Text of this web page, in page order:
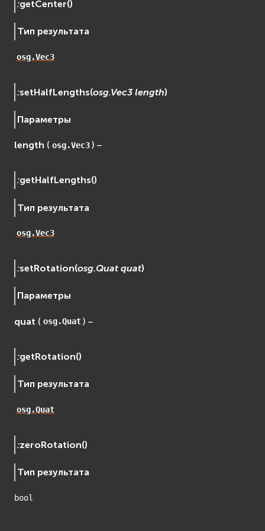
:getCenter()
Тип результата
osg.Vec3
:setHalfLengths(osg.Vec3 length)
Параметры
length ( osg.Vec3 ) –
:getHalfLengths()
Тип результата
osg.Vec3
:setRotation(osg.Quat quat)
Параметры
quat ( osg.Quat ) –
:getRotation()
Тип результата
osg.Quat
:zeroRotation()
Тип результата
bool